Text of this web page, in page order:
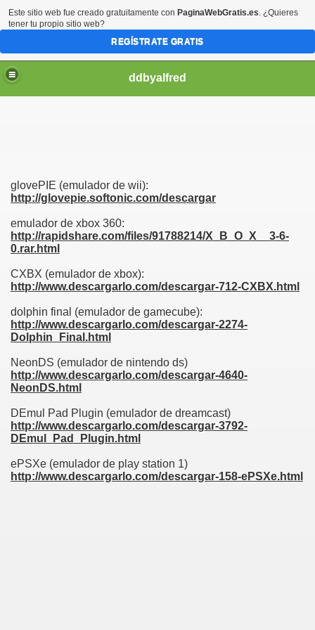
ddbyalfred
glovePIE (emulador de wii):
http://glovepie.softonic.com/descargar
emulador de xbox 360:
http://rapidshare.com/files/91788214/X_B_O_X__3-6-
0.rar.html
CXBX (emulador de xbox):
http://www.descargarlo.com/descargar-712-CXBX.html
dolphin final (emulador de gamecube):
http://www.descargarlo.com/descargar-2274-
Dolphin_Final.html
NeonDS (emulador de nintendo ds)
http://www.descargarlo.com/descargar-4640-
NeonDS.html
DEmul Pad Plugin (emulador de dreamcast)
http://www.descargarlo.com/descargar-3792-
DEmul_Pad_Plugin.html
ePSXe (emulador de play station 1)
http://www.descargarlo.com/descargar-158-ePSXe.html
Este sitio web fue creado gratuitamente con PaginaWebGratis.es. ¿Quieres
tener tu propio sitio web?
REGÍSTRATE GRATIS